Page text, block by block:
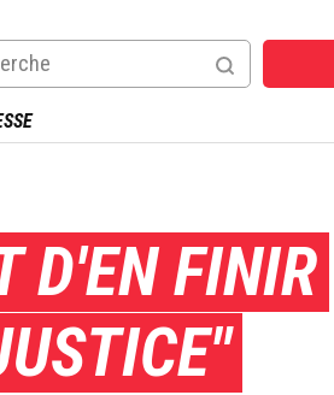
D'EN FINIR